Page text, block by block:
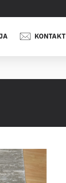
KONTAKT